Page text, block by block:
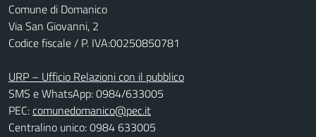
Comune di Domanico
Via San Giovanni, 2
Codice fiscale / P. IVA:00250850781
URP – Ufficio Relazioni con il pubblico
SMS e WhatsApp: 0984/633005
PEC:comunedomanico@pec.it
Centralino unico: 0984 633005